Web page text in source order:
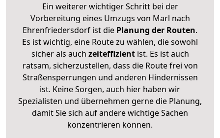
Ein weiterer wichtiger Schritt bei der
Vorbereitung eines Umzugs von Marl nach
Ehrenfriedersdorf ist die Planung der Routen.
Es ist wichtig, eine Route zu wählen, die sowohl
sicher als auch zeiteffizientist. Es ist auch
ratsam, sicherzustellen, dass die Route frei von
Straßensperrungen und anderen Hindernissen
ist. Keine Sorgen, auch hier haben wir
Spezialisten und übernehmen gerne die Planung,
damit Sie sich auf andere wichtige Sachen
konzentrieren können.